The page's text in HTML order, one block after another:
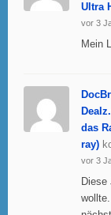
Ultra
vor 3
Mein
das
ray)
vor 3
Diese